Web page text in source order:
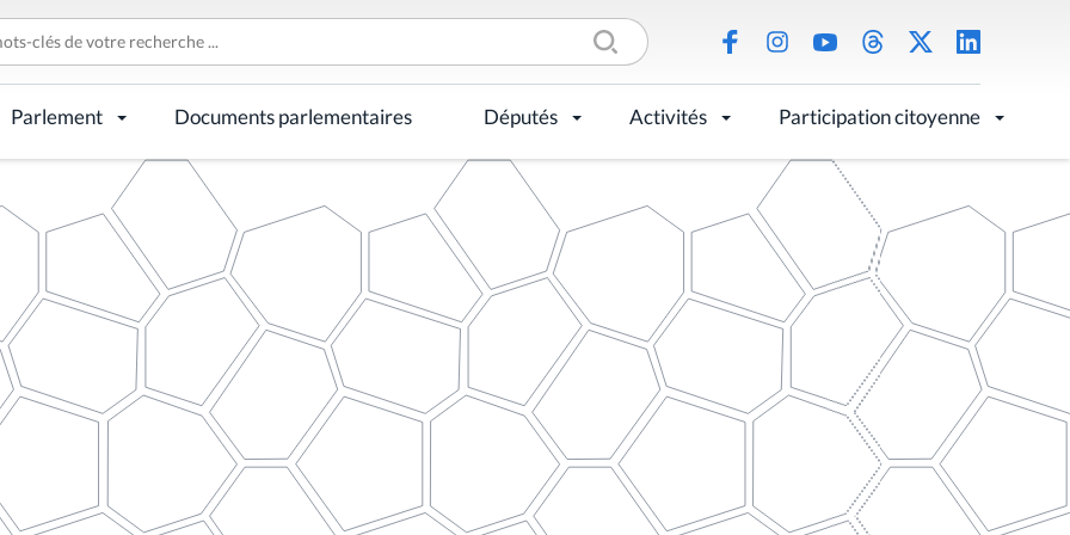
Parlement Documents parlementaires Députés Activités Participation citoyenne